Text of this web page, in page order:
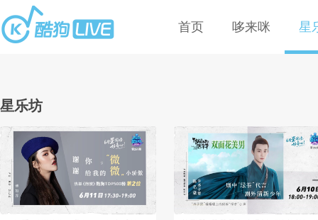
首页 哆来咪 星
星乐坊